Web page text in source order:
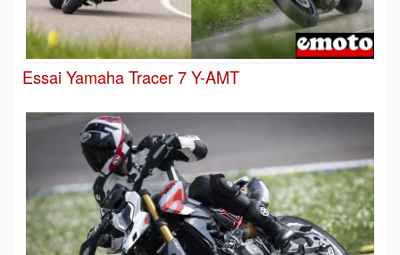
Essai Yamaha Tracer 7 Y-AMT